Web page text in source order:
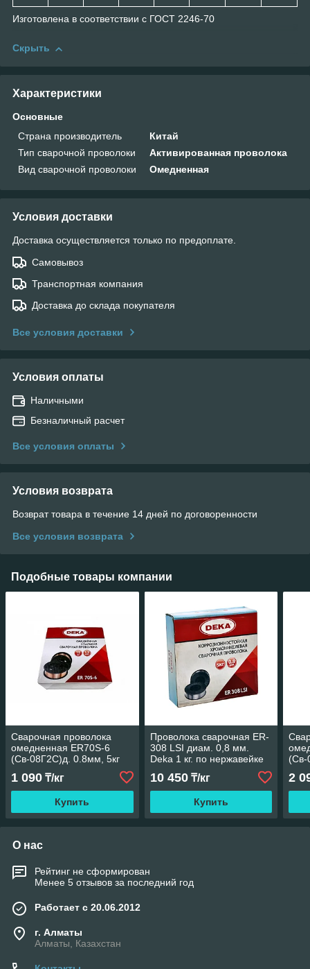
Изготовлена в соответствии с ГОСТ 2246-70
Скрыть
Характеристики
Основные
Страна производитель
Китай
Тип сварочной проволоки
Активированная проволока
Вид сварочной проволоки
Омедненная
Условия доставки
Доставка осуществляется только по предоплате.
Самовывоз
Транспортная компания
Доставка до склада покупателя
Все условия доставки
Условия оплаты
Наличными
Безналичный расчет
Все условия оплаты
Условия возврата
Возврат товара в течение 14 дней по договоренности
Все условия возврата
Подобные товары компании
Сварочная проволока
омедненная ER70S-6
(Св-08Г2С)д. 0.8мм, 5кг
(DEKA, Китай)
1 090 ₸/кг
Купить
Проволока сварочная ER-
308 LSI диам. 0,8 мм.
Deka 1 кг. по нержавейке
10 450₸/кг
Купить
(Св-
2
О нас
Рейтинг не сформирован
Менее 5 отзывов за последний год
Работает с 20.06.2012
г. Алматы
Алматы, Казахстан